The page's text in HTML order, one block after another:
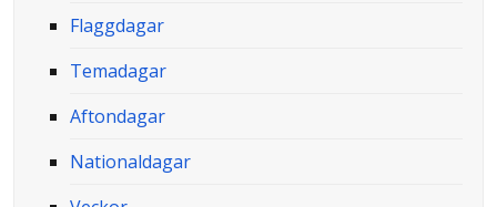
Flaggdagar
Temadagar
Aftondagar
Nationaldagar